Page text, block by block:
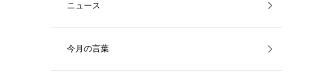
ニュース
今月の言葉